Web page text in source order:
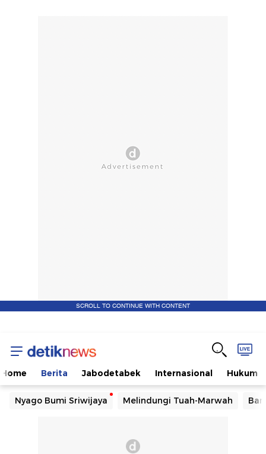
SCROLL TO CONTINUE WITH CONTENT
Home Berita Jabodetabek Internasional Hukum
Nyago Bumi Sriwijaya Melindungi Tuah-Marwah